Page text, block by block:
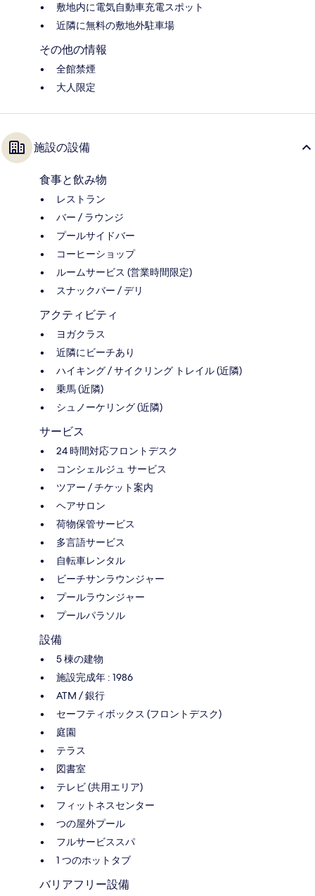
敷地内に電気自動車充電スポット
近隣に無料の敷地外駐車場
その他の情報
全館禁煙
大人限定
施設の設備
食事と飲み物
レストラン
バー / ラウンジ
プールサイドバー
コーヒーショップ
ルームサービス (営業時間限定)
スナックバー / デリ
アクティビティ
ヨガクラス
近隣にビーチあり
ハイキング / サイクリング トレイル (近隣)
乗馬 (近隣)
シュノーケリング (近隣)
サービス
24 時間対応フロントデスク
コンシェルジュ サービス
ツアー / チケット案内
ヘアサロン
荷物保管サービス
多言語サービス
自転車レンタル
ビーチサンラウンジャー
プールラウンジャー
プールパラソル
設備
5 棟の建物
施設完成年 : 1986
ATM / 銀行
セーフティボックス (フロントデスク)
庭園
テラス
図書室
テレビ (共用エリア)
フィットネスセンター
つの屋外プール
フルサービススパ
1 つのホットタブ
バリアフリー設備